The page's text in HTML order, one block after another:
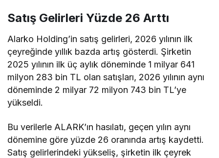
Satış Gelirleri Yüzde 26 Arttı
Alarko Holding’in satış gelirleri, 2026 yılının ilk
çeyreğinde yıllık bazda artış gösterdi. Şirketin
2025 yılının ilk üç aylık döneminde 1 milyar 641
milyon 283 bin TL olan satışları, 2026 yılının aynı
döneminde 2 milyar 72 milyon 743 bin TL’ye
yükseldi.
Bu verilerle ALARK’ın hasılatı, geçen yılın aynı
dönemine göre yüzde 26 oranında artış kaydetti.
Satış gelirlerindeki yükseliş, şirketin ilk çeyrek